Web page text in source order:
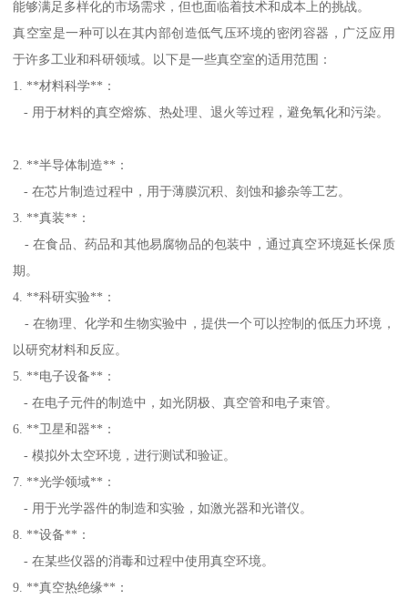
能够满足多样化的市场需求，但也面临着技术和成本上的挑战。
真空室是一种可以在其内部创造低气压环境的密闭容器，广泛应用
于许多工业和科研领域。以下是一些真空室的适用范围：
1. **材料科学**：
- 用于材料的真空熔炼、热处理、退火等过程，避免氧化和污染。
2. **半导体制造**：
- 在芯片制造过程中，用于薄膜沉积、刻蚀和掺杂等工艺。
3. **真装**：
- 在食品、药品和其他易腐物品的包装中，通过真空环境延长保质
期。
4. **科研实验**：
- 在物理、化学和生物实验中，提供一个可以控制的低压力环境，
以研究材料和反应。
5. **电子设备**：
- 在电子元件的制造中，如光阴极、真空管和电子束管。
6. **卫星和器**：
- 模拟外太空环境，进行测试和验证。
7. **光学领域**：
- 用于光学器件的制造和实验，如激光器和光谱仪。
8. **设备**：
- 在某些仪器的消毒和过程中使用真空环境。
9. **真空热绝缘**：